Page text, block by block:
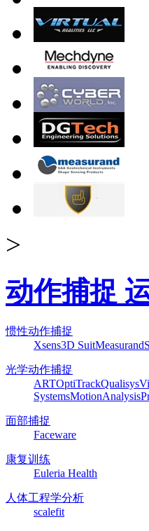
>
动作捕捉
惯性动作捕捉
Xsens3D SuitMeasurand
光学动作捕捉
ARTOptiTrackQualisys
SystemsMotionAnalysis
面部捕捉
Faceware
康复训练
Euleria Health
人体工程学分析
scalefit